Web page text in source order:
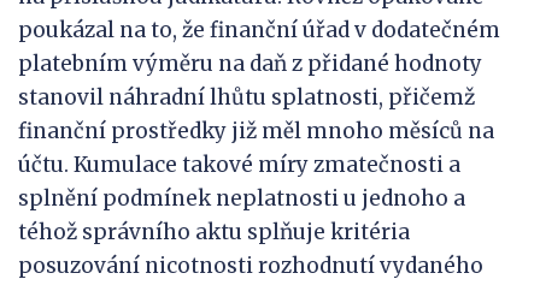
poukázal na to, že finanční úřad v dodatečném
platebním výměru na daň z přidané hodnoty
stanovil náhradní lhůtu splatnosti, přičemž
finanční prostředky již měl mnoho měsíců na
účtu. Kumulace takové míry zmatečnosti a
splnění podmínek neplatnosti u jednoho a
téhož správního aktu splňuje kritéria
posuzování nicotnosti rozhodnutí vydaného